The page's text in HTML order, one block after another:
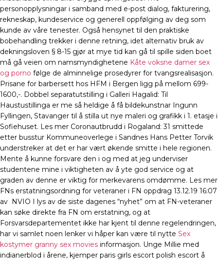
personopplysningar i samband med e-post dialog, fakturering,
rekneskap, kundeservice og generell oppfølging av deg som
kunde av våre tenester. Også hensynet til den praktiske
bobehandling trekker i denne retning, idet alternativ bruk av
dekningsloven § 8-15 gjør at mye tid kan gå til spille siden boet
må gå veien om namsmyndighetene Kåte voksne damer sex
og porno følge de alminnelige prosedyrer for tvangsrealisasjon.
Prisane for barbersett hos HFM i Bergen ligg på mellom 699-
1600,-. Dobbel separatutstilling i Galleri Hagalid: Til
Haustustillinga er me så heldige å få bildekunstnar Ingunn
Fyllingen, Stavanger til å stilla ut nye maleri og grafikk i 1. etasje i
Sofiehuset. Les mer Coronautbrudd i Rogaland: 31 smittede
etter busstur Kommuneoverlege i Sandnes Hans Petter Torvik
understreker at det er har vært økende smitte i hele regionen.
Mente å kunne forsvare den i og med at jeg underviser
studentene mine i viktigheten av å yte god service og at
graden av denne er viktig for merkevarens omdømme. Les mer
FNs erstatningsordning for veteraner i FN oppdrag 13.12.19 16:07
av ‎ NVIO I lys av de siste dagenes “nyhet” om at FN-veteraner
kan søke direkte fra FN om erstatning, og at
Forsvarsdepartementet ikke har kjent til denne regelendringen,
har vi samlet noen lenker vi håper kan være til nytte Sex
kostymer granny sex movies informasjon. Unge Millie med
indianerblod i årene, kjemper paris girls escort polish escort å